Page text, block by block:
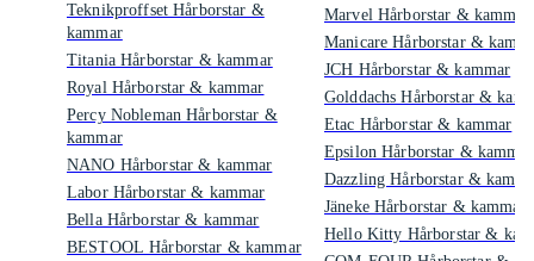
Teknikproffset Hårborstar &
kammar
Titania Hårborstar & kammar
Royal Hårborstar & kammar
Percy Nobleman Hårborstar &
kammar
NANO Hårborstar & kammar
Labor Hårborstar & kammar
Bella Hårborstar & kammar
BESTOOL Hårborstar & kammar
Marvel Hårborstar & kammar
Manicare Hårborstar &
JCH Hårborstar & kammar
Golddachs Hårborstar &
Etac Hårborstar & kammar
Epsilon Hårborstar & kammar
Dazzling Hårborstar &
Jäneke Hårborstar & kammar
Hello Kitty Hårborstar &